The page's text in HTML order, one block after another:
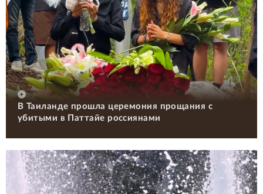
В Таиланде прошла церемония прощания с
убитыми в Паттайе россиянами